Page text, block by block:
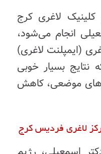
لاغری کرج
انجام می‌شود،
(ایمپلنت لاغری)
نتایج بسیار خوبی
موضعی، کاهش
لاغری فردیس کرج